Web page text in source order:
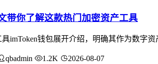
带你了解这款热门加密资产工具
imToken钱包展开介绍，明确其作为数字
qbadmin 1.2K 2026-08-07